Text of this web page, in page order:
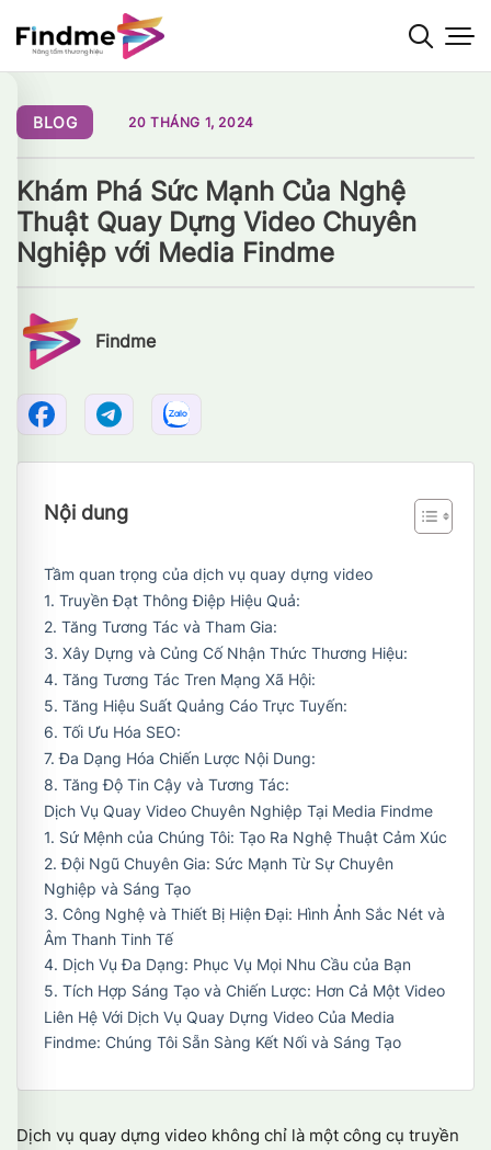
qua
nội
BLOG 20 THÁNG 1, 2024
Khám Phá Sức Mạnh Của Nghệ
Thuật Quay Dựng Video Chuyên
Nghiệp với Media Findme
Findme
Nội dung
Tầm quan trọng của dịch vụ quay dựng video
1. Truyền Đạt Thông Điệp Hiệu Quả:
2. Tăng Tương Tác và Tham Gia:
3. Xây Dựng và Củng Cố Nhận Thức Thương Hiệu:
4. Tăng Tương Tác Tren Mạng Xã Hội:
5. Tăng Hiệu Suất Quảng Cáo Trực Tuyến:
6. Tối Ưu Hóa SEO:
7. Đa Dạng Hóa Chiến Lược Nội Dung:
8. Tăng Độ Tin Cậy và Tương Tác:
Dịch Vụ Quay Video Chuyên Nghiệp Tại Media Findme
1. Sứ Mệnh của Chúng Tôi: Tạo Ra Nghệ Thuật Cảm Xúc
2. Đội Ngũ Chuyên Gia: Sức Mạnh Từ Sự Chuyên
Nghiệp và Sáng Tạo
3. Công Nghệ và Thiết Bị Hiện Đại: Hình Ảnh Sắc Nét và
Âm Thanh Tinh Tế
4. Dịch Vụ Đa Dạng: Phục Vụ Mọi Nhu Cầu của Bạn
5. Tích Hợp Sáng Tạo và Chiến Lược: Hơn Cả Một Video
Liên Hệ Với Dịch Vụ Quay Dựng Video Của Media
Findme: Chúng Tôi Sẵn Sàng Kết Nối và Sáng Tạo
Dịch vụ quay dựng video không chỉ là một công cụ truyền